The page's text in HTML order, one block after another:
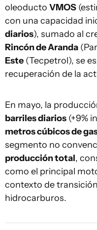
oleoducto VMOS
con una capacidad
diarios), sumado al
Rincón de Aranda
Este (Tecpetrol), se
recuperación de la
En mayo, la
barriles diarios (+9%
metros cúbicos de
segmento no
producción total,
como el principal
contexto de
hidrocarburos.